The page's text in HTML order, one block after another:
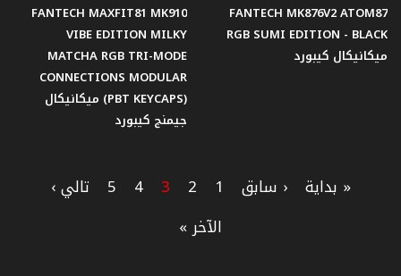
FANTECH MK876V2 ATOM87
RGB SUMI EDITION - BLACK
ميكانيكال كيبورد
FANTECH MAXFIT81 MK910
VIBE EDITION MILKY
MATCHA RGB TRI-MODE
CONNECTIONS MODULAR
(PBT KEYCAPS) ميكانيكال
جيمنج كيبورد
« بداية ‹ سابق 1
2
3
4
5
تالي ›
الآخر »